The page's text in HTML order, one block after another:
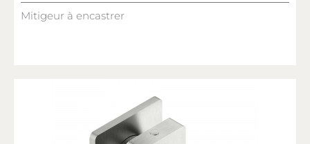
Mitigeur à encastrer